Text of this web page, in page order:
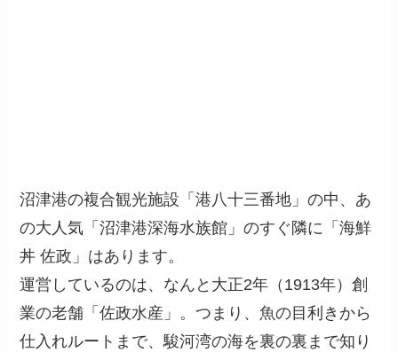
沼津港の複合観光施設「港八十三番地」の中、あ
の大人気「沼津港深海水族館」のすぐ隣に「海鮮
丼 佐政」はあります。
運営しているのは、なんと大正2年（1913年）創
業の老舗「佐政水産」。つまり、魚の目利きから
仕入れルートまで、駿河湾の海を裏の裏まで知り